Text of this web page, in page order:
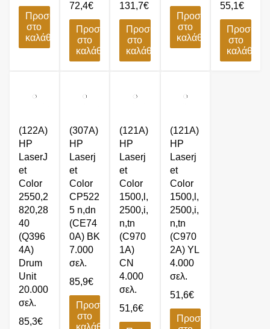
Προσθήκη
στο
καλάθι
72,4€
Προσθήκη
στο
καλάθι
131,7€
Προσθήκη
στο
καλάθι
Προσθήκη
στο
καλάθι
55,1€
στο
καλάθι
(122A)
HP
LaserJ
et
Color
2550,2
820,28
40
(Q396
4A)
Drum
Unit
20.000
σελ.
85,3€
(307A)
HP
Laserj
et
Color
CP522
5 n,dn
(CE74
0A) BK
7.000
σελ.
85,9€
Προσθήκη
στο
καλάθι
(121A)
HP
Laserj
et
Color
1500,l,
2500,i,
n,tn
(C970
1A)
CN
4.000
σελ.
51,6€
(121A)
HP
Laserj
et
Color
1500,l,
2500,i,
n,tn
(C970
2A) YL
4.000
σελ.
51,6€
Προσθήκη